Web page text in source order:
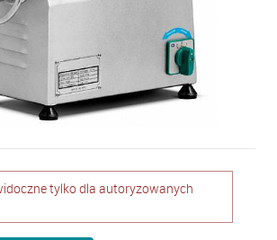
tylko dla autoryzowanych